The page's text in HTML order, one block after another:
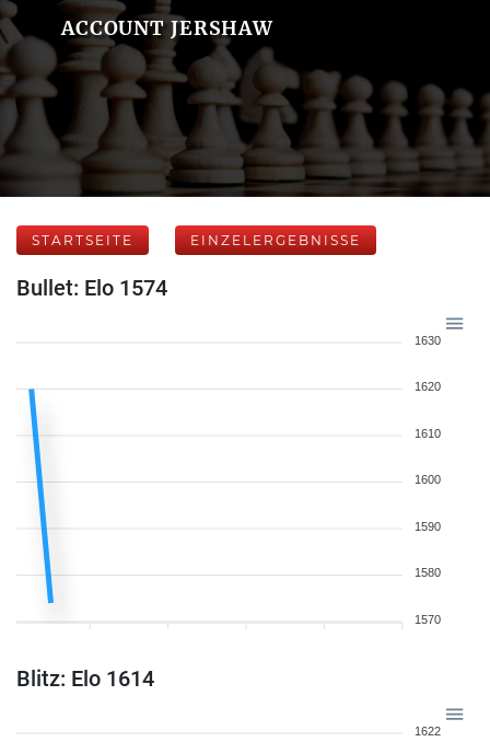
ACCOUNT JERSHAW
STARTSEITE EINZELERGEBNISSE
Bullet: Elo 1574
1630
1620
1610
1600
1590
1580
1570
Blitz: Elo 1614
1622